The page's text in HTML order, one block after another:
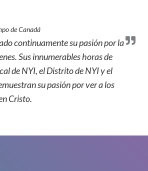
de Canadá
continuamente su pasión por la
Sus innumerables horas de
de NYI, el Distrito de NYI y el
su pasión por ver a los
Cristo.